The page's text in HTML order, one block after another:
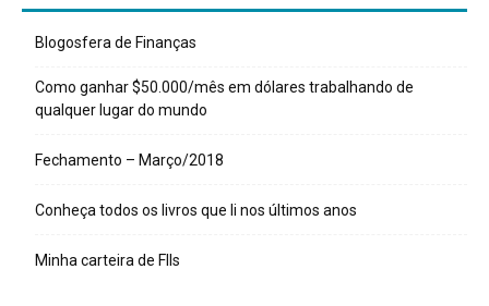
Blogosfera de Finanças
Como ganhar $50.000/mês em dólares trabalhando de
qualquer lugar do mundo
Fechamento – Março/2018
Conheça todos os livros que li nos últimos anos
Minha carteira de FIIs